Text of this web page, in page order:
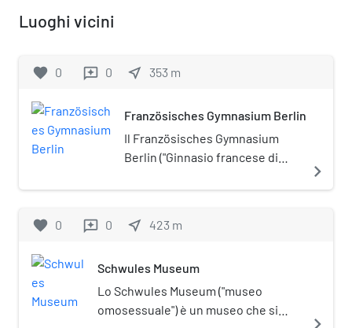
Luoghi vicini
favorite 0 reviews 0 near_me 353 m
Französisches Gymnasium Berlin
Il Französisches Gymnasium
Berlin ("Ginnasio francese di
di Berlino.
navigate_next
favorite 0 reviews 0 near_me 423 m
Schwules Museum
Lo Schwules Museum ("museo
omosessuale") è un museo che si